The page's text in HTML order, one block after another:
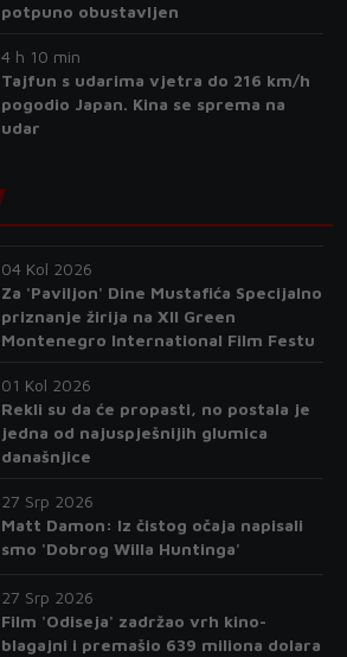
potpuno obustavljen
4 h 10 min
Tajfun s udarima vjetra do 216 km/h
pogodio Japan. Kina se sprema na
udar
04 Kol 2026
Za 'Paviljon' Dine Mustafića Specijalno
priznanje žirija na XII Green
Montenegro International Film Festu
01 Kol 2026
Rekli su da će propasti, no postala je
jedna od najuspješnijih glumica
današnjice
27 Srp 2026
Matt Damon: Iz čistog očaja napisali
smo 'Dobrog Willa Huntinga'
27 Srp 2026
Film 'Odiseja' zadržao vrh kino-
blagajni i premašio 639 miliona dolara